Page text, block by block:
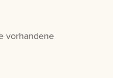
vorhandene